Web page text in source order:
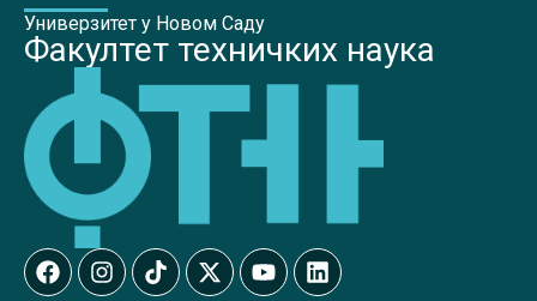
Универзитет у Новом Саду
Факултет техничких наука